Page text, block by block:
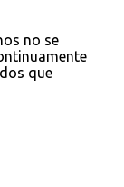
no se
que